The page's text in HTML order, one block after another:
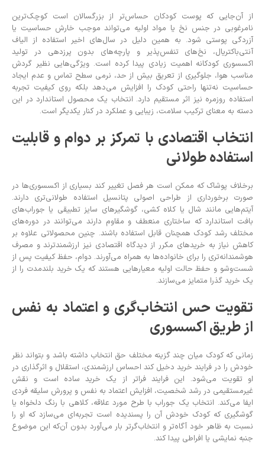
از آن‌جایی که پوست کودکان حساس‌تر از بزرگسالان است کوچک‌ترین
نامرغوبی در جنس نخ یا مواد اولیه می‌تواند موجب خارش حساسیت یا
آزردگی پوستی شود. به همین دلیل در سال‌های اخیر استفاده از الیاف
آنتی‌باکتریال، نخ‌های تنفس‌پذیر و پارچه‌های بدون پرزدهی در تولید
اکسسوری کودکانه اهمیت زیادی پیدا کرده است. ویژگی‌هایی نظیر گردش
مناسب هوا، جلوگیری از تعریق بیش از حد، نرمی سطح تماس و عدم ایجاد
حساسیت نه‌تنها راحتی کودک را افزایش می‌دهد بلکه روی کیفیت تجربه
استفاده روزمره نیز اثر مستقیم دارد. انتخاب یک محصول استاندارد در این
دسته به معنای ترکیب سلامت، زیبایی و عملکرد در کنار یکدیگر است.
انتخاب اقتصادی با تمرکز بر دوام و قابلیت
استفاده طولانی
برخلاف پوشاک که ممکن است هر فصل تغییر کند بسیاری از اکسسوری‌ها در
صورت برخورداری از طراحی اصولی پتانسیل استفاده طولانی‌تری دارند.
آیتم‌هایی مانند شال یا کلاه کشی، گوشگیرهای سایز تطبیقی یا جوراب‌های
بافت استاندارد که ساختاری منعطف و مقاوم دارند می‌توانند در دوره‌های
مختلف رشد کودک همچنان قابل استفاده باشند. چنین محصولاتی علاوه بر
کاهش نیاز به خریدهای مکرر از دیدگاه اقتصادی نیز ارزشمندترند و مصرف
هوشمندانه‌تری را برای خانواده‌ها به همراه می‌آورند. دوام، حفظ کیفیت پس از
شست‌وشو و حفظ حالت اولیه معیارهایی هستند که یک خرید بلندمدت را از
یک خرید گذرا متمایز می‌سازند.
تقویت حس انتخاب‌گری و اعتماد به نفس
از طریق اکسسوری
زمانی که کودک میان چند گزینه مختلف حق انتخاب داشته باشد و بتواند نظر
خودش را در فرایند خرید دخیل کند احساس ارزشمندی، استقلال و اثرگذاری در
او تقویت می‌شود. این فرایند فراتر از یک خرید ساده است و نقش
غیرمستقیمی در رشد شخصیت، افزایش اعتماد به نفس و پرورش سلیقه فردی
ایفا می‌کند. انتخاب یک جوراب با طرح مورد علاقه، کلاهی با رنگ دلخواه یا
گوشگیری که کودک خودش آن را پسندیده است تجربه‌ای می‌سازد که او را
نسبت به ظاهر خود آگاه‌تر و انتخاب‌گرتر بار می‌آورد بدون آن‌که این موضوع
جنبه نمایشی یا افراطی پیدا کند.